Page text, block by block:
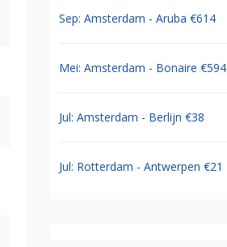
Sep: Amsterdam - Aruba €614
Mei: Amsterdam - Bonaire €594
Jul: Amsterdam - Berlijn €38
Jul: Rotterdam - Antwerpen €21